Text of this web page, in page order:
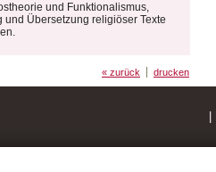
und Funktionalismus,
Übersetzung religiöser Texte
drucken
« zurück